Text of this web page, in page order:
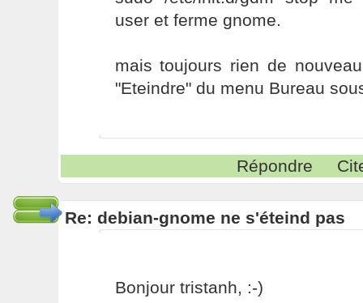
user et ferme gnome.
mais toujours rien de
"Eteindre" du menu Bureau
Répondre
Re: debian-gnome ne s'éteind pas
Bonjour tristanh, :-)